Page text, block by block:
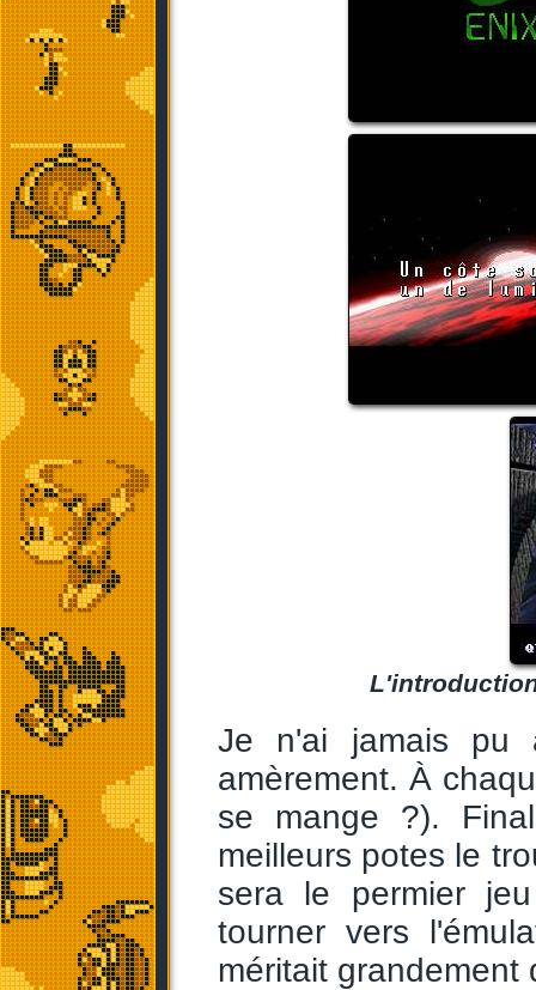
Je n'ai jamais pu
amèrement. À
se mange ?).
meilleurs potes le
sera le permier
tourner vers
méritait grandement